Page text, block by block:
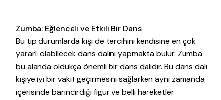
Zumba: Eğlenceli ve Etkili Bir Dans
Bu tip durumlarda kişi de tercihini kendisine en çok
yararlı olabilecek dans dalını yapmakta bulur. Zumba
bu alanda oldukça önemli bir dans dalıdır. Bu dans dalı
kişiye iyi bir vakit geçirmesini sağlarken aynı zamanda
içerisinde barındırdığı figür ve belli hareketler